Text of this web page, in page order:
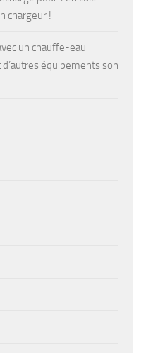
chargeur !
un chauffe-eau
équipements son